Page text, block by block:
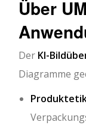
Über
Der KI-
Diagramme